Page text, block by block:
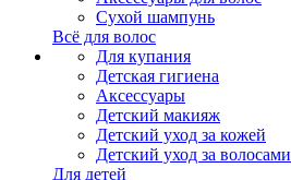
Сухой шампунь
Всё для волос
Для купания
Детская гигиена
Аксессуары
Детский макияж
Детский уход за кожей
Детский уход за волосами
Для детей